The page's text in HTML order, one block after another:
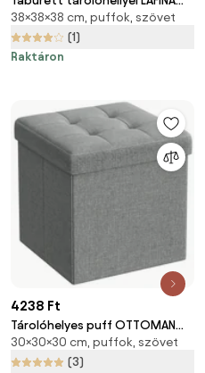
38x38 cm, szürke
38×38×38 cm, puffok, szövet
(1)
Raktáron
4238 Ft
Tárolóhelyes puff OTTOMAN
30x30 cm, szürke
30×30×30 cm, puffok, szövet
(3)